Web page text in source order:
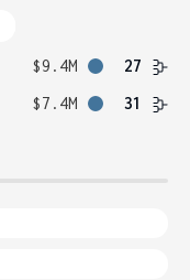
$9.4M
27
$7.4M 31